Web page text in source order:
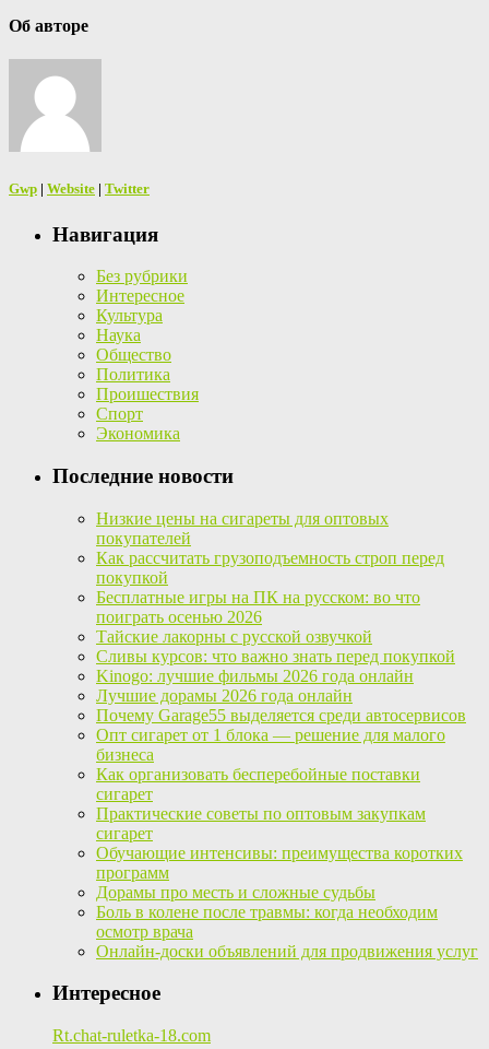
Об авторе
Gwp | Website | Twitter
Навигация
Без рубрики
Интересное
Культура
Наука
Общество
Политика
Проишествия
Спорт
Экономика
Последние новости
Низкие цены на сигареты для оптовых
покупателей
Как рассчитать грузоподъемность строп перед
покупкой
Бесплатные игры на ПК на русском: во что
поиграть осенью 2026
Тайские лакорны с русской озвучкой
Сливы курсов: что важно знать перед покупкой
Kinogo: лучшие фильмы 2026 года онлайн
Лучшие дорамы 2026 года онлайн
Почему Garage55 выделяется среди автосервисов
Опт сигарет от 1 блока — решение для малого
бизнеса
Как организовать бесперебойные поставки
сигарет
Практические советы по оптовым закупкам
сигарет
Обучающие интенсивы: преимущества коротких
программ
Дорамы про месть и сложные судьбы
Боль в колене после травмы: когда необходим
осмотр врача
Онлайн-доски объявлений для продвижения услуг
Интересное
Rt.chat-ruletka-18.com